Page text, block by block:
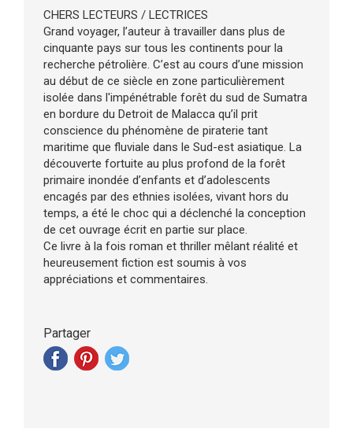
CHERS LECTEURS / LECTRICES
Grand voyager, l’auteur à travailler dans plus de
cinquante pays sur tous les continents pour la
recherche pétrolière. C’est au cours d’une mission
au début de ce siècle en zone particulièrement
isolée dans l'impénétrable forêt du sud de Sumatra
en bordure du Detroit de Malacca qu’il prit
conscience du phénomène de piraterie tant
maritime que fluviale dans le Sud-est asiatique. La
découverte fortuite au plus profond de la forêt
primaire inondée d’enfants et d’adolescents
encagés par des ethnies isolées, vivant hors du
temps, a été le choc qui a déclenché la conception
de cet ouvrage écrit en partie sur place.
Ce livre à la fois roman et thriller mêlant réalité et
heureusement fiction est soumis à vos
appréciations et commentaires.
Partager